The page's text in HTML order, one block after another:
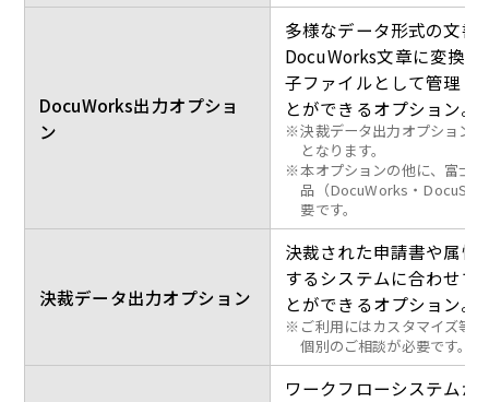
DocuWorks出力オプショ
ン
多様なデータ形式の文書
DocuWorks文章に変換し
子ファイルとして管理・
とができるオプション。
※決裁データ出力オプション
となります。
※本オプションの他に、富士
品（DocuWorks・
要です。
決裁データ出力オプション
決裁された申請書や属性
するシステムに合わせて
とができるオプション。
※ ご利用にはカスタマイズ等
個別のご相談が必要です。
ワークフローシステムが